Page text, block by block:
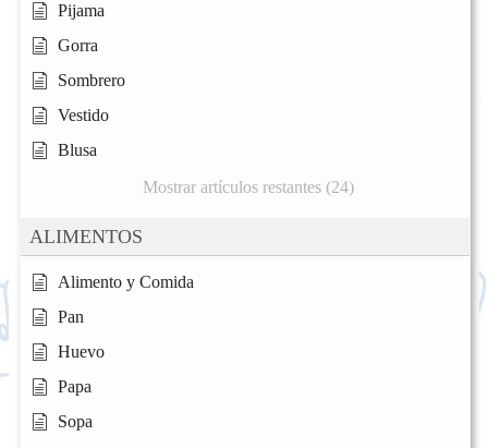
Pijama
Gorra
Sombrero
Vestido
Blusa
Mostrar artículos restantes (24)
ALIMENTOS
Alimento y Comida
Pan
Huevo
Papa
Sopa